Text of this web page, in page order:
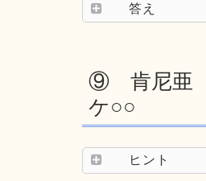
答え
⑨ 肯尼亜
ケ○○
ヒント